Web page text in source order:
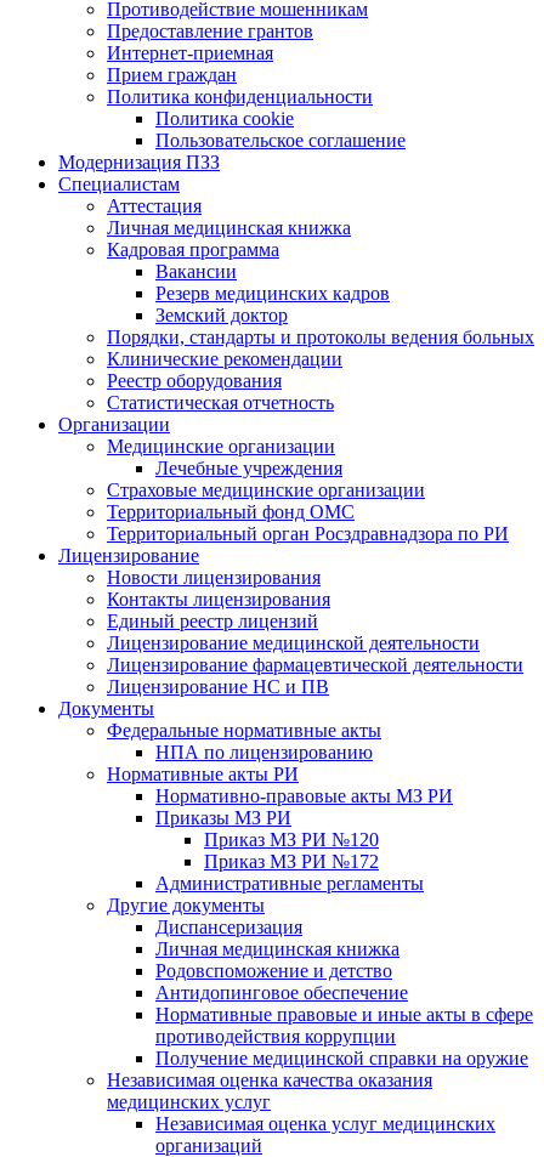
Противодействие мошенникам
Предоставление грантов
Интернет-приемная
Прием граждан
Политика конфиденциальности
Политика cookie
Пользовательское соглашение
Модернизация ПЗЗ
Специалистам
Аттестация
Личная медицинская книжка
Кадровая программа
Вакансии
Резерв медицинских кадров
Земский доктор
Порядки, стандарты и протоколы ведения больных
Клинические рекомендации
Реестр оборудования
Статистическая отчетность
Организации
Медицинские организации
Лечебные учреждения
Страховые медицинские организации
Территориальный фонд ОМС
Территориальный орган Росздравнадзора по РИ
Лицензирование
Новости лицензирования
Контакты лицензирования
Единый реестр лицензий
Лицензирование медицинской деятельности
Лицензирование фармацевтической деятельности
Лицензирование НС и ПВ
Документы
Федеральные нормативные акты
НПА по лицензированию
Нормативные акты РИ
Нормативно-правовые акты МЗ РИ
Приказы МЗ РИ
Приказ МЗ РИ №120
Приказ МЗ РИ №172
Административные регламенты
Другие документы
Диспансеризация
Личная медицинская книжка
Родовспоможение и детство
Антидопинговое обеспечение
Нормативные правовые и иные акты в сфере
противодействия коррупции
Получение медицинской справки на оружие
Независимая оценка качества оказания
медицинских услуг
Независимая оценка услуг медицинскиx
организаций